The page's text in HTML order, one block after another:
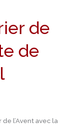
de
de
l’Avent avec la